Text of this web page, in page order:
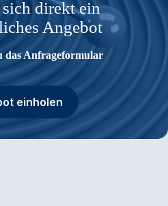
direkt ein
Angebot
das Anfrageformular
einholen